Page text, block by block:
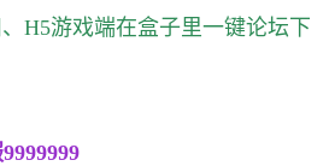
H5游戏端在盒子里一键论坛下